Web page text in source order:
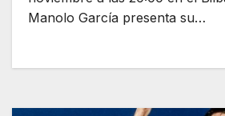
Manolo García presenta su…